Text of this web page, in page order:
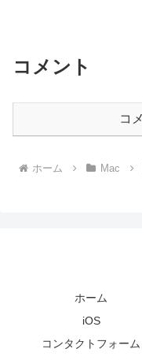
コメント
コ
ホーム Mac
ホーム
iOS
コンタクトフォーム